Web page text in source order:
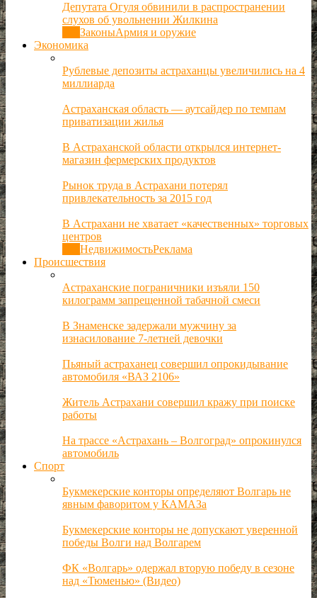
Депутата Огуля обвинили в распространении
слухов об увольнении Жилкина
ЗаконыАрмия и оружие
Экономика
Рублевые депозиты астраханцы увеличились на 4
миллиарда
Астраханская область — аутсайдер по темпам
приватизации жилья
В Астраханской области открылся интернет-
магазин фермерских продуктов
Рынок труда в Астрахани потерял
привлекательность за 2015 год
В Астрахани не хватает «качественных» торговых
центров
НедвижимостьРеклама
Происшествия
Астраханские пограничники изъяли 150
килограмм запрещенной табачной смеси
В Знаменске задержали мужчину за
изнасилование 7-летней девочки
Пьяный астраханец совершил опрокидывание
автомобиля «ВАЗ 2106»
Житель Астрахани совершил кражу при поиске
работы
На трассе «Астрахань – Волгоград» опрокинулся
автомобиль
Спорт
Букмекерские конторы определяют Волгарь не
явным фаворитом у КАМАЗа
Букмекерские конторы не допускают уверенной
победы Волги над Волгарем
ФК «Волгарь» одержал вторую победу в сезоне
над «Тюменью» (Видео)